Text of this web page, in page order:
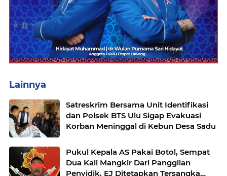
Lainnya
Satreskrim Bersama Unit Identifikasi
dan Polsek BTS Ulu Sigap Evakuasi
Korban Meninggal di Kebun Desa Sadu
Pukul Kepala AS Pakai Botol, Sempat
Dua Kali Mangkir Dari Panggilan
Penyidik, EJ Ditetapkan Tersangka